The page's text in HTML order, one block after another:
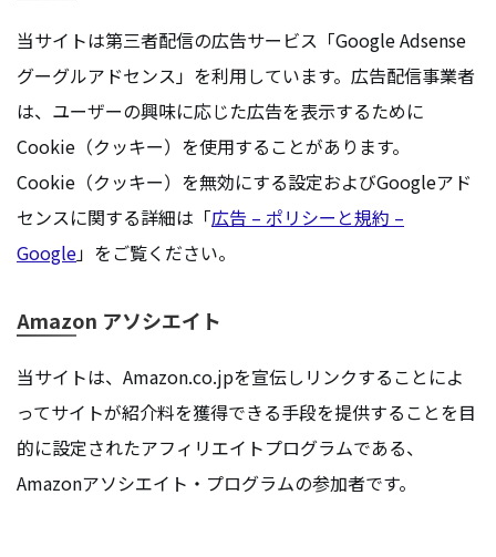
当サイトは第三者配信の広告サービス「Google Adsense
グーグルアドセンス」を利用しています。広告配信事業者
は、ユーザーの興味に応じた広告を表示するために
Cookie（クッキー）を使用することがあります。
Cookie（クッキー）を無効にする設定およびGoogleアド
センスに関する詳細は「広告 – ポリシーと規約 –
Google」をご覧ください。
Amazon アソシエイト
当サイトは、Amazon.co.jpを宣伝しリンクすることによ
ってサイトが紹介料を獲得できる手段を提供することを目
的に設定されたアフィリエイトプログラムである、
Amazonアソシエイト・プログラムの参加者です。